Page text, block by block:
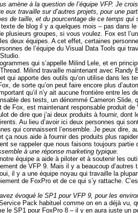
amène à la question de l’équipe VFP. Je
eux travaille sur d’autres projets, pour une
de taille, et du pourcentage de ce temps qui
texte de blog il y a quelques mois – pas dans
plusieurs groupes, si vous voulez. Fox est
deux équipes. A cet effet, certaines
de l’équipe du Visual Data Tools qui
qui s’appelle Milind Lele, et en
Milind travaille maintenant avec
qui apporte des outils qu’on utilise dans les
de sorte qu’on peut faire encore plus
qu’il n’y ait aucune frontière entre les
des tests, un dénommé Cameron
de Fox, est maintenant responsable produit
de dire que j’ai deux produits à fournir,
Au lieu d’avoir ici deux personnes qui
qui connaissent l’ensemble. Je peux
ça nous aide à fournir des produits plus
se rappeler que nous faisons toujours partie
à une réponse marketing typique.
équipe a aide à piloter et à soutenir les
de VFP 9. Mais il y a beaucoup
il y a une équipe noyau qui travaille la
de FoxPro et de ce qui s’y rattache.
évoqué le SP1 pour VFP 9, pour les
Pack habituel comme on en a déjà vu,
le SP1 pour FoxPro 8 – il y en aura juste un